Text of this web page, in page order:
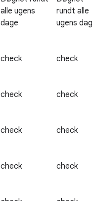
alle ugens
dage
rundt alle
ugens
check check
check check
check check
check check